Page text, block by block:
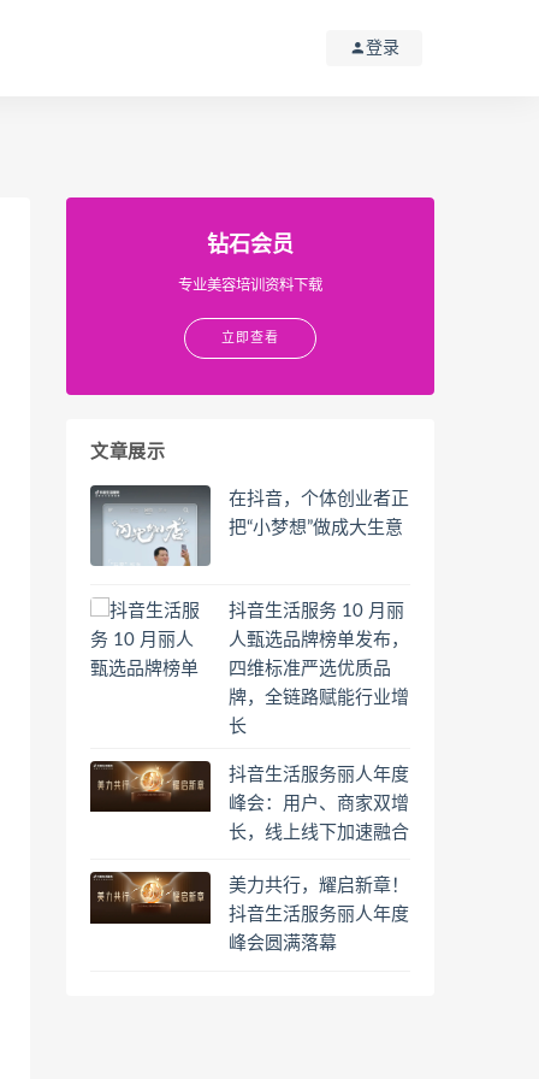
登录
钻石会员
专业美容培训资料下载
立即查看
文章展示
在抖音，个体创业者正
把“小梦想”做成大生意
抖音生活服务 10 月丽
人甄选品牌榜单发布，
四维标准严选优质品
牌，全链路赋能行业增
长
抖音生活服务丽人年度
峰会：用户、商家双增
长，线上线下加速融合
美力共行，耀启新章！
抖音生活服务丽人年度
峰会圆满落幕